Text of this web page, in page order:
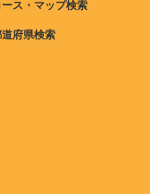
ース・マップ検索
府県検索